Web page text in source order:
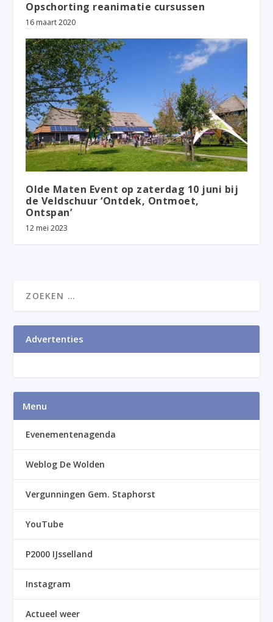
Opschorting reanimatie cursussen
16 maart 2020
Olde Maten Event op zaterdag 10 juni bij
de Veldschuur ‘Ontdek, Ontmoet,
Ontspan’
12 mei 2023
Advertenties
Menu
Evenementenagenda
Weblog De Wolden
Vergunningen Gem. Staphorst
YouTube
P2000 IJsselland
Instagram
Actueel weer